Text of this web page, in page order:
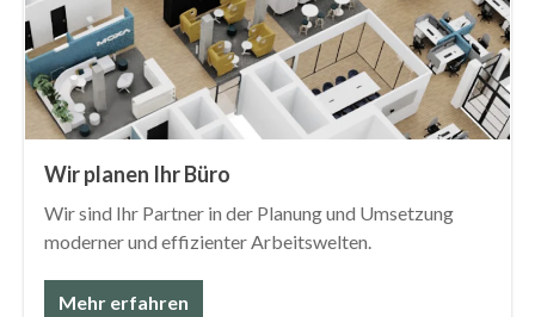
Wir planen Ihr Büro
Wir sind Ihr Partner in der Planung und Umsetzung
moderner und effizienter Arbeitswelten.
Mehr erfahren